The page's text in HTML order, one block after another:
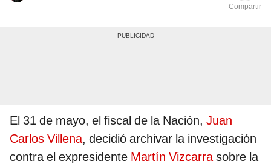
Compartir
El 31 de mayo, el fiscal de la Nación, Juan
Carlos Villena, decidió archivar la investigación
contra el expresidente Martín Vizcarra sobre la